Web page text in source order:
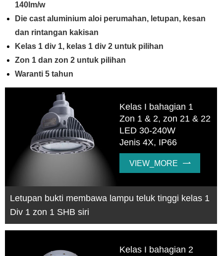
140lm/w
Die cast aluminium aloi perumahan, letupan, kesan
dan rintangan kakisan
Kelas 1 div 1, kelas 1 div 2 untuk pilihan
Zon 1 dan zon 2 untuk pilihan
Waranti 5 tahun
Kelas I bahagian 1
Zon 1 & 2, zon 21 & 22
LED 30-240W
Jenis 4X, IP66
VIEW_MORE 
Letupan bukti membawa lampu teluk tinggi kelas 1
Div 1 zon 1 SHB siri
Kelas I bahagian 2